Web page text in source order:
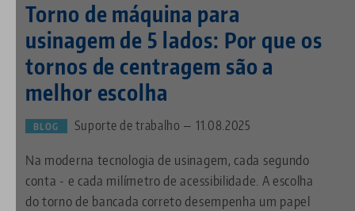
Torno de máquina para
usinagem de 5 lados: Por que os
tornos de centragem são a
melhor escolha
BLOG Suporte de trabalho — 11.08.2025
Na moderna tecnologia de usinagem, cada segundo
conta - e cada milímetro de acessibilidade. A escolha
do torno de bancada correto desempenha um papel